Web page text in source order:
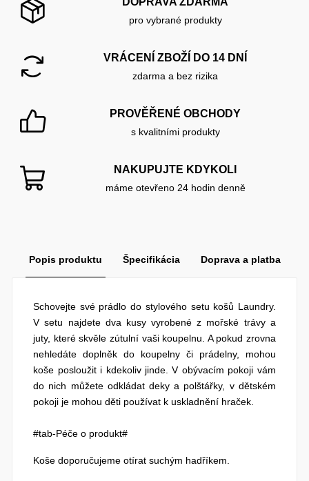
pro vybrané produkty
VRÁCENÍ ZBOŽÍ DO 14 DNÍ
zdarma a bez rizika
PROVĚŘENÉ OBCHODY
s kvalitními produkty
NAKUPUJTE KDYKOLI
máme otevřeno 24 hodin denně
Popis produktu Špecifikácia Doprava a platba
Schovejte své prádlo do stylového setu košů Laundry.
V setu najdete dva kusy vyrobené z mořské trávy a
juty, které skvěle zútulní vaši koupelnu. A pokud zrovna
nehledáte doplněk do koupelny či prádelny, mohou
koše posloužit i kdekoliv jinde. V obývacím pokoji vám
do nich můžete odkládat deky a polštářky, v dětském
pokoji je mohou děti používat k uskladnění hraček.
#tab-Péče o produkt#
Koše doporučujeme otírat suchým hadříkem.